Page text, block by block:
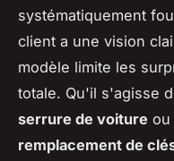
systématiquement
client a une vision
modèle limite les
totale. Qu'il s'agisse
serrure de voiture ou
remplacement de